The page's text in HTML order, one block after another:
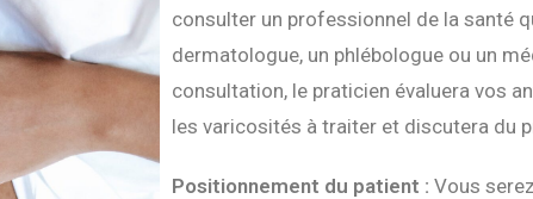
consulter un professionnel de la santé
dermatologue, un phlébologue ou un
consultation, le praticien évaluera vos
les varicosités à traiter et discutera du
Positionnement du patient : Vous